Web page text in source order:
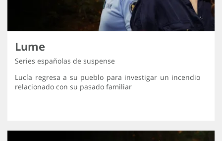
Lume
Series españolas de suspense
Lucía regresa a su pueblo para investigar un incendio
relacionado con su pasado familiar